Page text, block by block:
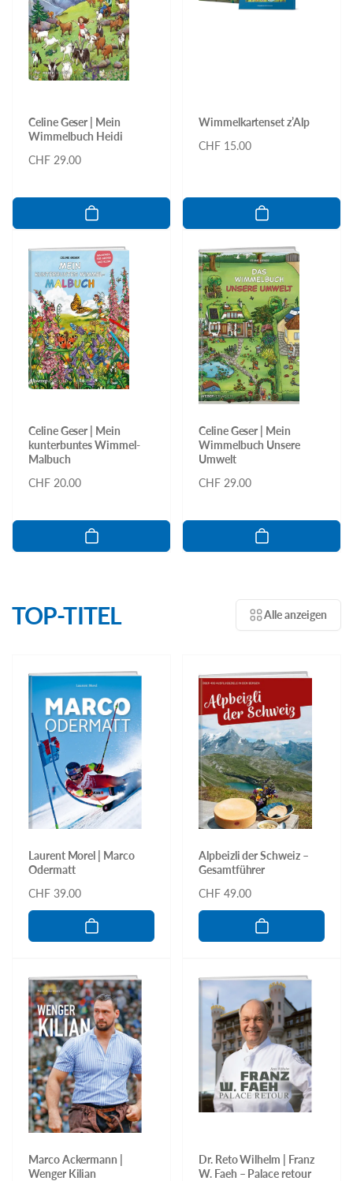
Celine Geser | Mein
Wimmelbuch Heidi
Normaler
CHF 29.00
Wimmelkartenset z’Alp
Normaler
CHF 15.00
Celine Geser | Mein
kunterbuntes Wimmel-
Malbuch
Normaler
CHF 20.00
Celine Geser | Mein
Wimmelbuch Unsere
Umwelt
Normaler
CHF 29.00
TOP-TITEL Alle anzeigen
Laurent Morel | Marco
Odermatt
Normaler
Preis
CHF 39.00
Alpbeizli der Schweiz –
Gesamtführer
Normaler
Preis
CHF 49.00
Marco Ackermann |
Wenger Kilian
Dr. Reto Wilhelm | Franz
W. Faeh – Palace retour